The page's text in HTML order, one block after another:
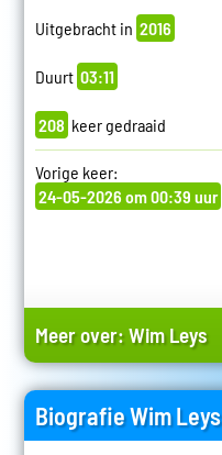
Uitgebracht in 2016
Duurt 03:11
208 keer gedraaid
Vorige keer:
24-05-2026 om 00:39 uur
Meer over:Wim Leys
Biografie Wim Leys